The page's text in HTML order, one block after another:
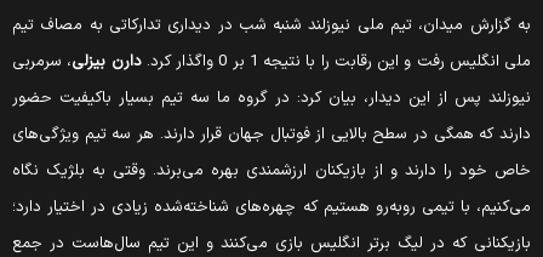
گزارش میدان، تیم ملی نیوزلند شنبه شب در دیداری تدارکاتی به مصاف تیم
انگلیس رفت و این رقابت را با نتیجه 1 بر 0 واگذار کرد.
دارن بیزلی، سرمربی
پس از این دیدار، بیان کرد: در گروه ما سه تیم بسیار باکیفیت حضور
که همگی در سطح بالایی از فوتبال جهان قرار دارند. هر سه تیم ویژگی‌های
خود را دارند و از بازیکنان ارزشمندی بهره می‌برند. وقتی به بلژیک نگاه
با تیمی روبه‌رو هستیم که چهره‌های شناخته‌شده زیادی در اختیار دارد؛
که در لیگ برتر انگلیس بازی می‌کنند و این تیم سال‌هاست در جمع